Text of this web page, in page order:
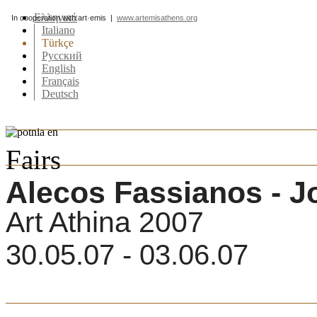
Ελληνικά
Italiano
Türkçe
Pусский
English
Français
Deutsch
Fairs
Alecos Fassianos -
Art Athina 2007
30.05.07 - 03.06.07
In cooperation with art·emis | www.artemisathens.org